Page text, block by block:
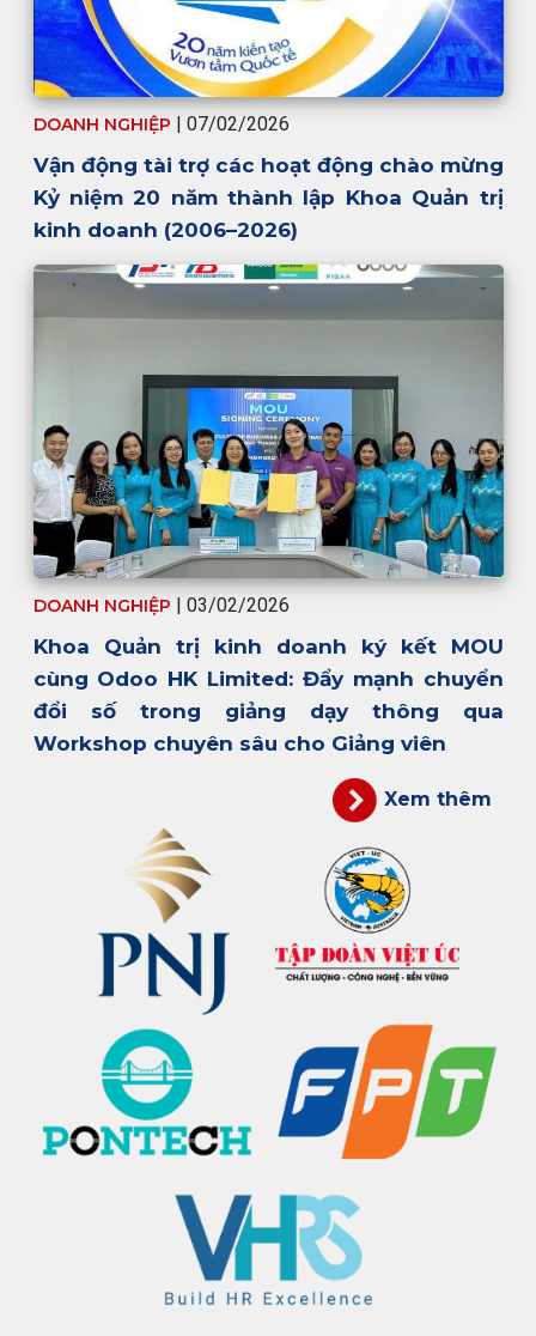
DOANH NGHIỆP 07/02/2026
Vận động tài trợ các hoạt động chào mừng
Kỷ niệm 20 năm thành lập Khoa Quản trị
kinh doanh (2006–2026)
DOANH NGHIỆP | 03/02/2026
Khoa Quản trị kinh doanh ký kết MOU
cùng Odoo HK Limited: Đẩy mạnh chuyển
đổi số trong giảng dạy thông qua
Workshop chuyên sâu cho Giảng viên
Xem thêm